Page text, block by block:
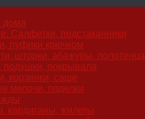
дома
Салфетки, подстаканники
пуфики крючком
шторки, абажуры, полотенца
подушки, покрывала
корзинки, саше
мелочи, поделки
кардиганы, жилеты